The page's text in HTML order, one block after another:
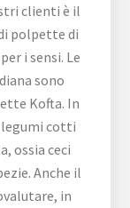
clienti è il
polpette di
i sensi. Le
sono
Kofta. In
legumi cotti
ossia ceci
Anche il
in